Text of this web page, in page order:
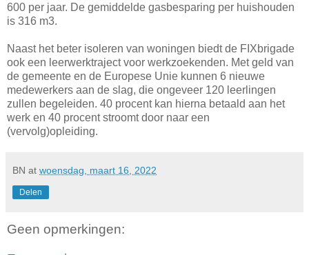
600 per jaar. De gemiddelde gasbesparing per huishouden
is 316 m3.
Naast het beter isoleren van woningen biedt de FIXbrigade
ook een leerwerktraject voor werkzoekenden. Met geld van
de gemeente en de Europese Unie kunnen 6 nieuwe
medewerkers aan de slag, die ongeveer 120 leerlingen
zullen begeleiden. 40 procent kan hierna betaald aan het
werk en 40 procent stroomt door naar een
(vervolg)opleiding.
BN at woensdag, maart 16, 2022
Delen
Geen opmerkingen: